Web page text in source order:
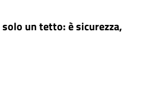
solo un tetto: è sicurezza,